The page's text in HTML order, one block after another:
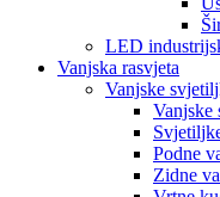
LED
Vanjska rasvjeta
Vanjske
Vanjske
Podne
Zidne